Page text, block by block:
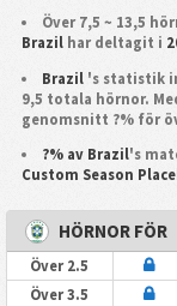
Över 7,5 ~ 13,5
Brazil har deltagit i
Brazil 's statistik
9,5 totala hörnor.
genomsnitt ?% för
?% av Brazil's
Custom Season
HÖRNOR FÖR
Över 2.5
Över 3.5